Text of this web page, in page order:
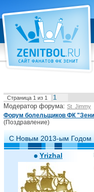
Страница 1 из 1
1
Модератор форума: St_Jimmy
Форум болельщиков ФК
(Поздравление)
С Новым 2013-ым Годом
Yrizhal